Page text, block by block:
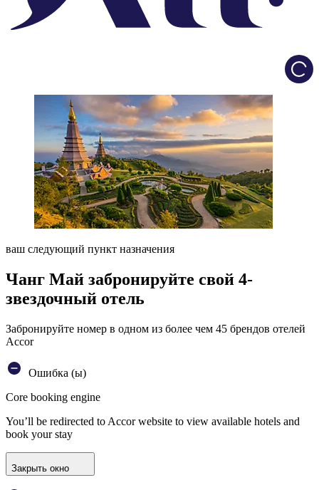
ваш следующий пункт назначения
Чанг Май забронируйте свой 4-
звездочный отель
Забронируйте номер в одном из более чем 45 брендов отелей
Accor
Ошибка (ы)
Core booking engine
You’ll be redirected to Accor website to view available hotels and
book your stay
Закрыть окно